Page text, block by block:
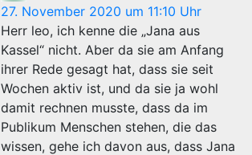
27. November 2020 um 11:10 Uhr
Herr leo, ich kenne die „Jana aus
Kassel“ nicht. Aber da sie am Anfang
ihrer Rede gesagt hat, dass sie seit
Wochen aktiv ist, und da sie ja wohl
damit rechnen musste, dass da im
Publikum Menschen stehen, die das
wissen, gehe ich davon aus, dass Jana